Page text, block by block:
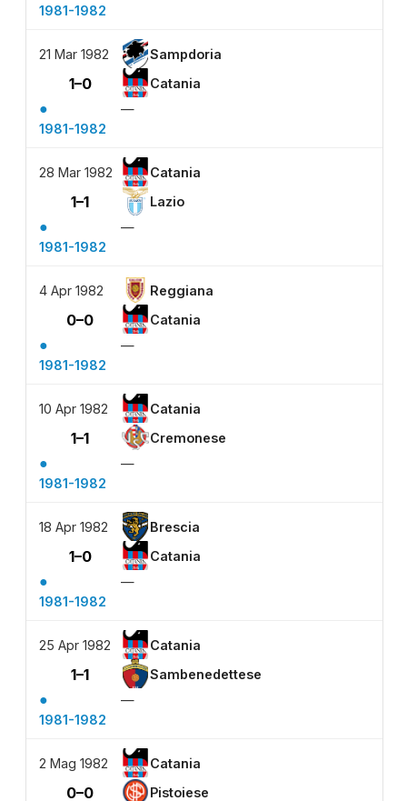
1981-1982
21 Mar 1982 Sampdoria
1–0 Catania
●
—
1981-1982
28 Mar 1982 Catania
1–1 Lazio
●
—
1981-1982
4 Apr 1982 Reggiana
0–0 Catania
●
—
1981-1982
10 Apr 1982 Catania
1–1 Cremonese
●
—
1981-1982
18 Apr 1982 Brescia
1–0 Catania
●
—
1981-1982
25 Apr 1982 Catania
1–1 Sambenedettese
●
—
1981-1982
2 Mag 1982 Catania
0–0 Pistoiese